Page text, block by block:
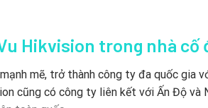
Hikvision trong nhà cố
mẽ, trở thành công ty đa quốc gia
cũng có công ty liên kết với Ấn Độ